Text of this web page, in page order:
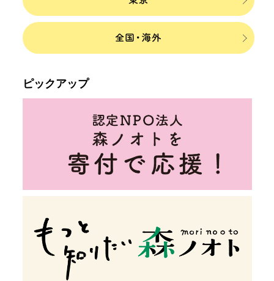
ピックアップ